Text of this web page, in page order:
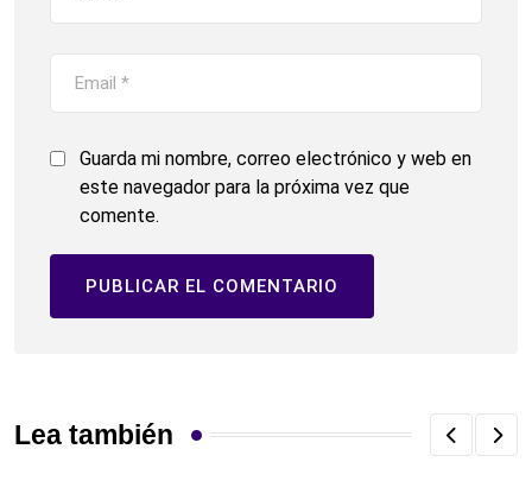
Guarda mi nombre, correo electrónico y web en
este navegador para la próxima vez que
comente.
Lea también